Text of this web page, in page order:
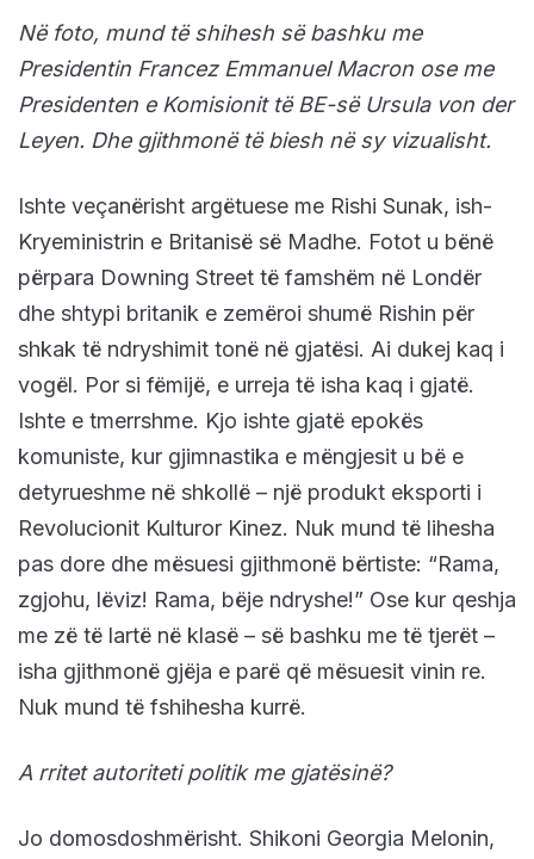
Në foto, mund të shihesh së bashku me
Presidentin Francez Emmanuel Macron ose me
Presidenten e Komisionit të BE-së Ursula von der
Leyen. Dhe gjithmonë të biesh në sy vizualisht.
Ishte veçanërisht argëtuese me Rishi Sunak, ish-
Kryeministrin e Britanisë së Madhe. Fotot u bënë
përpara Downing Street të famshëm në Londër
dhe shtypi britanik e zemëroi shumë Rishin për
shkak të ndryshimit tonë në gjatësi. Ai dukej kaq i
vogël. Por si fëmijë, e urreja të isha kaq i gjatë.
Ishte e tmerrshme. Kjo ishte gjatë epokës
komuniste, kur gjimnastika e mëngjesit u bë e
detyrueshme në shkollë – një produkt eksporti i
Revolucionit Kulturor Kinez. Nuk mund të lihesha
pas dore dhe mësuesi gjithmonë bërtiste: “Rama,
zgjohu, lëviz! Rama, bëje ndryshe!” Ose kur qeshja
me zë të lartë në klasë – së bashku me të tjerët –
isha gjithmonë gjëja e parë që mësuesit vinin re.
Nuk mund të fshihesha kurrë.
A rritet autoriteti politik me gjatësinë?
Jo domosdoshmërisht. Shikoni Georgia Melonin,